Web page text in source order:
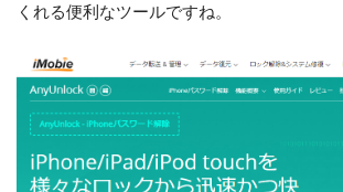
くれる便利なツールですね。